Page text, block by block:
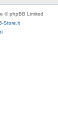
© phpBB Limited
Store.it